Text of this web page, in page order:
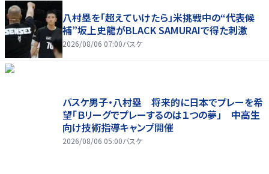
八村塁を「超えていけたら」米挑戦中の“代表候
補”坂上史龍がBLACK SAMURAIで得た刺激
2026/08/06 07:00バスケ
バスケ男子・八村塁 将来的に日本でプレーを希
望「Ｂリーグでプレーするのは１つの夢」 中高生
向け技術指導キャンプ開催
2026/08/06 05:00バスケ